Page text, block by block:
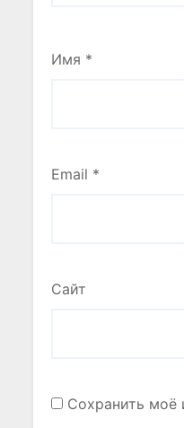
Имя *
Email *
Сайт
Сохранить моё